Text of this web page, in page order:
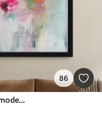
86
Abstrakte große Pinselstriche im modernen Stil